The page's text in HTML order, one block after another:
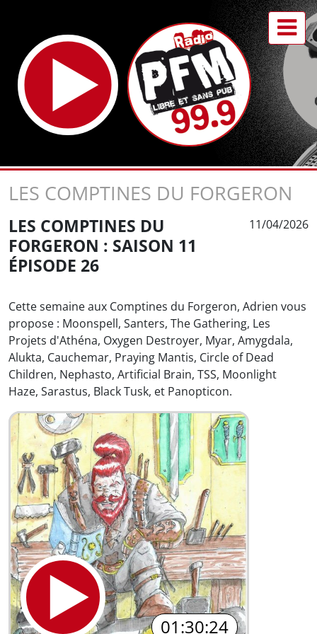
LES COMPTINES DU FORGERON
LES COMPTINES DU
FORGERON : SAISON 11
ÉPISODE 26
11/04/2026
Cette semaine aux Comptines du Forgeron, Adrien vous
propose : Moonspell, Santers, The Gathering, Les
Projets d'Athéna, Oxygen Destroyer, Myar, Amygdala,
Alukta, Cauchemar, Praying Mantis, Circle of Dead
Children, Nephasto, Artificial Brain, TSS, Moonlight
Haze, Sarastus, Black Tusk, et Panopticon.
01:30:24